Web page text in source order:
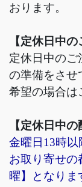
おります。
【定休日中
定休日中のご
の準備をさせ
希望の場合は
【定休日中の
金曜日13時
お取り寄せの
曜】となりま